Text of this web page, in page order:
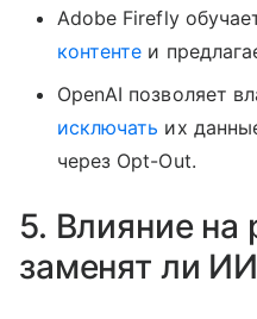
Adobe Firefly
контенте и
OpenAI позволяет
исключать их
через Opt-Out.
5. Влияние на
заменят ли